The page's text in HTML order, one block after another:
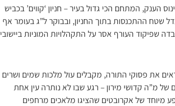
המתחם הכי גדול בעיר – חניון ‘קווים’ בכביש
שטח ההתכנסות בתוך החניון, ובבוקר ל”ג בעומר אף
שפיקוד העורף אסר על התקהלויות המוניות ביישובי
את פסוקי התורה, מקבלים עול מלכות שמים ושרים
מ”ה קדושי מירון – רגע שבו לא נותרה עין אחת
מיוחד של אקרובטים שהציגו מלאכים מרחפים